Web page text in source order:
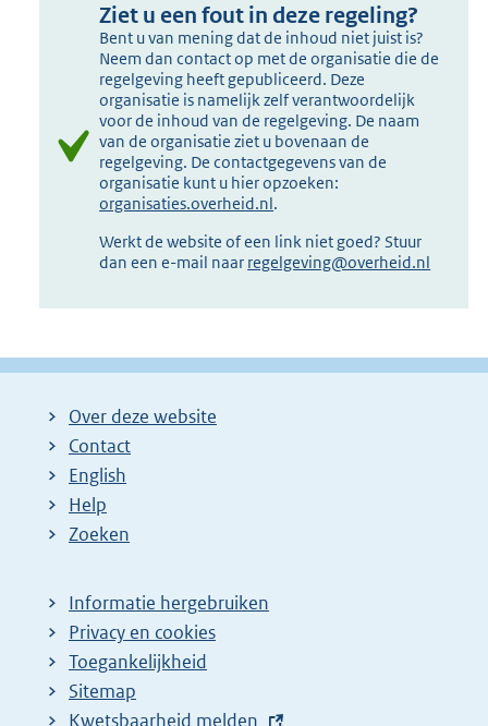
Ziet u een fout in deze regeling?
Bent u van mening dat de inhoud niet juist is?
Neem dan contact op met de organisatie die de
regelgeving heeft gepubliceerd. Deze
organisatie is namelijk zelf verantwoordelijk
voor de inhoud van de regelgeving. De naam
van de organisatie ziet u bovenaan de
regelgeving. De contactgegevens van de
organisatie kunt u hier opzoeken:
organisaties.overheid.nl.
Werkt de website of een link niet goed? Stuur
dan een e-mail naar regelgeving@overheid.nl
Over deze website
Contact
English
Help
Zoeken
Informatie hergebruiken
Privacy en cookies
Toegankelijkheid
Sitemap
E
Kwetsbaarheid melden